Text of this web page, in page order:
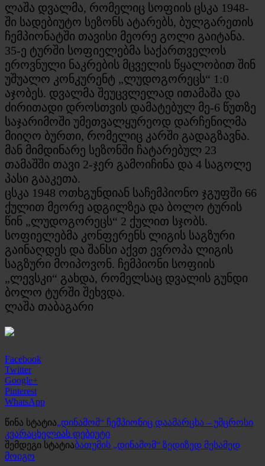
ლაშა დვალმა, რომელიც სოფიის ცსკა 1948-
ში სადებიუტო სეზონს ატარებს, ბულგარეთის
ჩემპიონატში თავისი მეორე გოლი გაიტანა.
35-ე ტურში სოფიელებმა საქართველოს
ეროვნული ნაკრების მცველის წყალობით შინ
უშუალო კონკურენტ „ლუდოგორეცს“ 1:0
აჯობეს. დვალმა შეუცვლელად ითამაშა და
ძირითადი დროსთვის დამატებულ მე-6 წუთზე
საჯარიმოში უმეთვალყურეოდ დარჩენილმა
მიიღო ბურთი, რომელიც კარში გადაგზავნა.
მან მიმდინარე სეზონში ჩატარებულ 23
თამაშში თავი 2-ჯერ გამოიჩინა და 4 საგოლე
პასი გააკეთა.
ცსკა 1948 ოთხგუნდიან საჩემპიონო ჯგუფში 66
ქულით მეორე ადგილზეა და ბოლო ტურის
წინ „ლუდოგორეცს“ 2 ქულით სჯობს.
სოფიელებმა კონფერენს ლიგის საგზური
გაინაღდეს და შანსი აქვთ ევროპა ლიგის
საგზური მოიპოვონ. ჩემპიონი სოფიის
„ლევსკი“ გახდა, რომელსაც დვალის გუნდი
ბოლო ტურში შეხვდა.
ლაშა თაბაგარი
Facebook
Twitter
Google+
Pinterest
WhatsApp
წინა სტატია„დინამომ“ ჩემპიონიც დაამარცხა – უმცროსი
კვარაცხელიას დებიუტი
შემდეგი სტატიაბათუმის „დინამომ“ ზედიზედ მესამედ
მოიგო